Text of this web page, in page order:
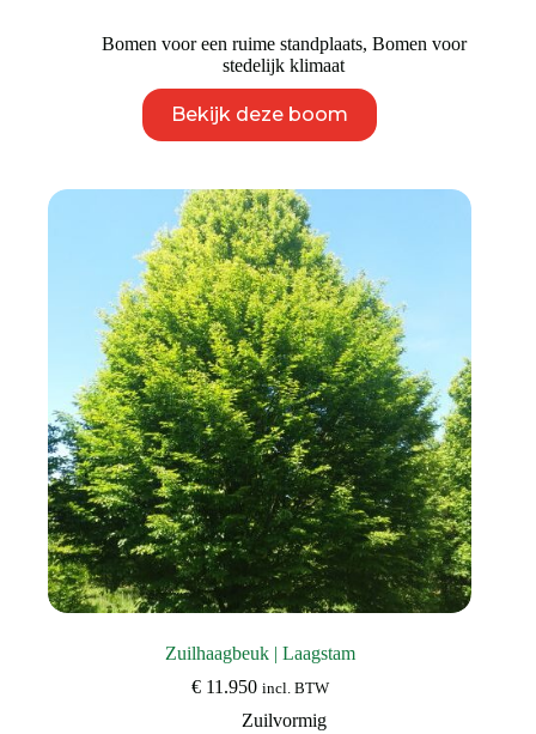
Bomen voor een ruime standplaats, Bomen voor
stedelijk klimaat
Bekijk deze boom
product
heeft
Deze
optie
kan
gekozen
worden
op
de
productpagina
Zuilhaagbeuk | Laagstam
€11.950 incl. BTW
Zuilvormig